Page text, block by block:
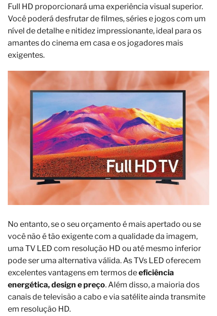
Full HD proporcionará uma experiência visual superior.
Você poderá desfrutar de filmes, séries e jogos com um
nível de detalhe e nitidez impressionante, ideal para os
amantes do cinema em casa e os jogadores mais
exigentes.
No entanto, se o seu orçamento é mais apertado ou se
você não é tão exigente com a qualidade da imagem,
uma TV LED com resolução HD ou até mesmo inferior
pode ser uma alternativa válida. As TVs LED oferecem
excelentes vantagens em termos deeficiência
energética, design e preço. Além disso, a maioria dos
canais de televisão a cabo e via satélite ainda transmite
em resolução HD.